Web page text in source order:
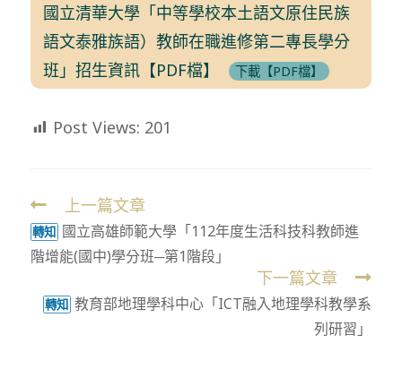
國立清華大學「中等學校本土語文原住民族
語文泰雅族語）教師在職進修第二專長學分
班」招生資訊【PDF檔】
下載【PDF檔】
Post Views: 201
Read
more
articles
上一篇文章
轉知 國立高雄師範大學「112年度生活科技科教師進
階增能(國中)學分班─第1階段」
下一篇文章
轉知 教育部地理學科中心「ICT融入地理學科教學系
列研習」